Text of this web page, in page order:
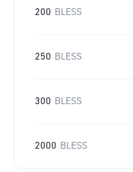
200 BLESS
250 BLESS
300 BLESS
2000 BLESS